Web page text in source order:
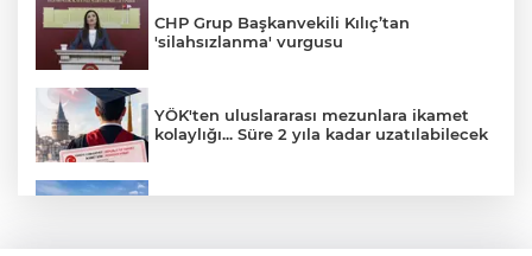
CHP Grup Başkanvekili Kılıç’tan
'silahsızlanma' vurgusu
YÖK'ten uluslararası mezunlara ikamet
kolaylığı... Süre 2 yıla kadar uzatılabilecek